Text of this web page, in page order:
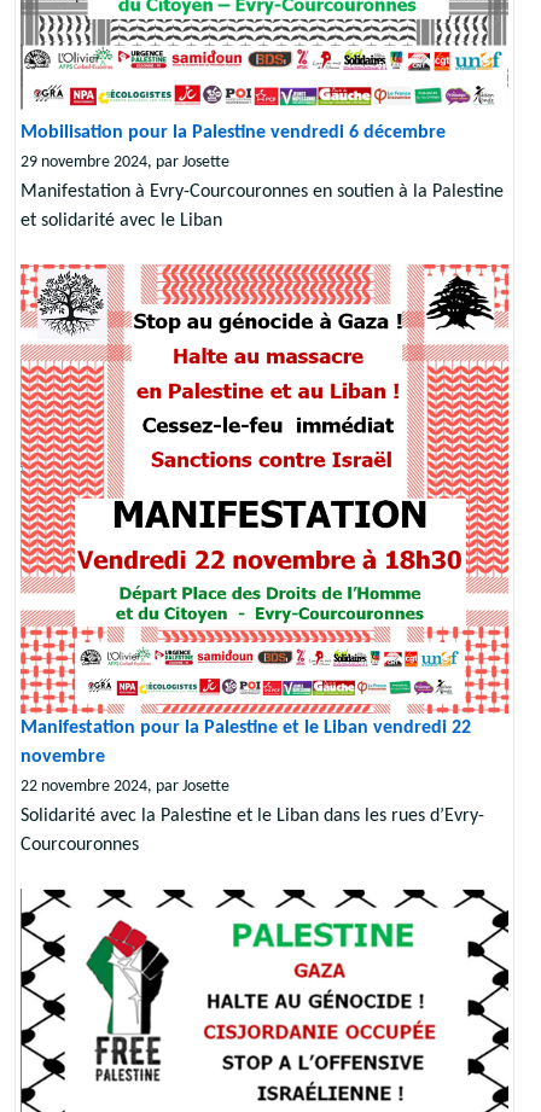
Mobilisation pour la Palestine vendredi 6 décembre
29 novembre 2024, par Josette
Manifestation à Evry-Courcouronnes en soutien à la Palestine
et solidarité avec le Liban
Manifestation pour la Palestine et le Liban vendredi 22
novembre
22 novembre 2024, par Josette
Solidarité avec la Palestine et le Liban dans les rues d’Evry-
Courcouronnes